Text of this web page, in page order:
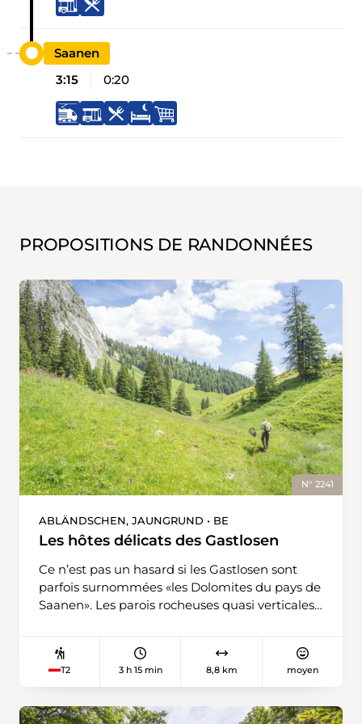
Saanen
3:15
0:20
PROPOSITIONS DE RANDONNÉES
N° 2241
ABLÄNDSCHEN, JAUNGRUND • BE
Les hôtes délicats des Gastlosen
Ce n’est pas un hasard si les Gastlosen sont
parfois surnommées «les Dolomites du pays de
Saanen». Les parois rocheuses quasi verticales
jusqu’à 300 mètres de haut, à la frontière des
cantons de Berne, de Fribourg et de Vaud.
magnifiques alpages et les prairies de
T2 3 h 15 min 8,8 km moyen